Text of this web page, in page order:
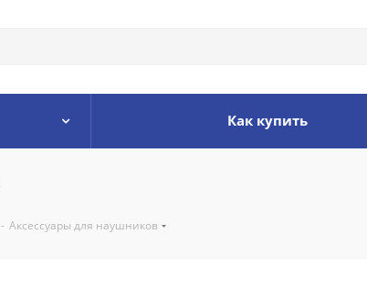
Как купить
- Аксессуары для наушников